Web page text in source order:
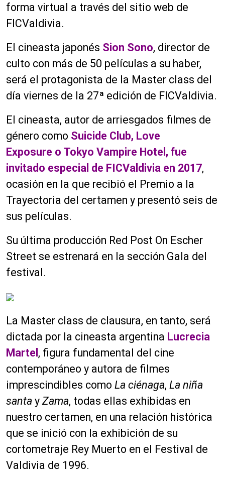
forma virtual a través del sitio web de
FICValdivia.
El cineasta japonés Sion Sono, director de
culto con más de 50 películas a su haber,
será el protagonista de la Master class del
día viernes de la 27ª edición de FICValdivia.
El cineasta, autor de arriesgados filmes de
género como Suicide Club, Love
Exposure o Tokyo Vampire Hotel, fue
invitado especial de FICValdivia en 2017,
ocasión en la que recibió el Premio a la
Trayectoria del certamen y presentó seis de
sus películas.
Su última producción Red Post On Escher
Street se estrenará en la sección Gala del
festival.
La Master class de clausura, en tanto, será
dictada por la cineasta argentina Lucrecia
Martel , figura fundamental del cine
contemporáneo y autora de filmes
imprescindibles como La ciénaga, La niña
santa y Zama, todas ellas exhibidas en
nuestro certamen, en una relación histórica
que se inició con la exhibición de su
cortometraje Rey Muerto en el Festival de
Valdivia de 1996.